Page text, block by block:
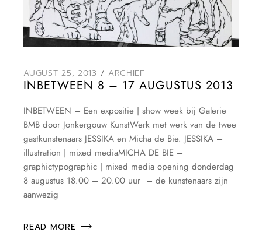
AUGUST 25, 2013 ARCHIEF
INBETWEEN 8 – 17 AUGUSTUS 2013
INBETWEEN – Een expositie | show week bij Galerie
BMB door Jonkergouw KunstWerk met werk van de twee
gastkunstenaars JESSIKA en Micha de Bie. JESSIKA –
illustration | mixed mediaMICHA DE BIE –
graphictypographic | mixed media opening donderdag
8 augustus 18.00 – 20.00 uur – de kunstenaars zijn
aanwezig
READ MORE